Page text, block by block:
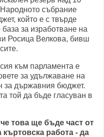
събрание
който е с твърде
за изработване на
Росица Велкова, бивш
към парламента е
за удължаване на
за държавния бюджет.
той да бъде гласуван в
това ще бъде част от
работа - да